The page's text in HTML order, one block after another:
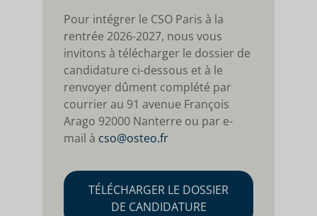
Pour intégrer le CSO Paris à la
rentrée 2026-2027, nous vous
invitons à télécharger le dossier de
candidature ci-dessous et à le
renvoyer dûment complété par
courrier au 91 avenue François
Arago 92000 Nanterre ou par e-
mail à cso@osteo.fr
TÉLÉCHARGER LE DOSSIER
DE CANDIDATURE